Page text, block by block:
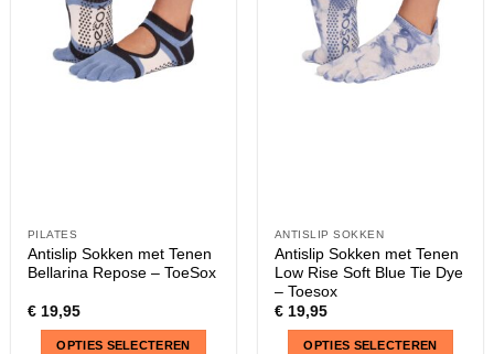
gekozen
worden
gekozen
worden
PILATES
Antislip Sokken met Tenen
Bellarina Repose – ToeSox
€19,95
OPTIES SELECTEREN
ANTISLIP SOKKEN
Antislip Sokken met Tenen
Low Rise Soft Blue Tie Dye
– Toesox
€19,95
OPTIES SELECTEREN